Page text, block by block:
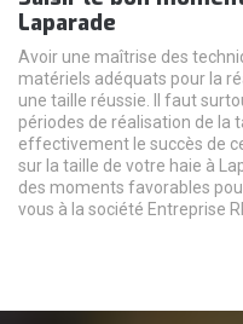
Laparade
Avoir une maîtrise des
matériels adéquats pour la
une taille réussie. Il faut
périodes de réalisation de la
effectivement le succès de
sur la taille de votre haie à
des moments favorables
vous à la société Entreprise